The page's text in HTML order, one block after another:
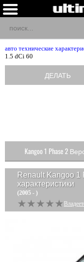
авто технические
1.5 dCi 60
Renault Kangoo 1
характеристики
(2005 - )
★★★★★
★★★★★
ДЕЛАТЬ
Kangoo 1 Phase 2